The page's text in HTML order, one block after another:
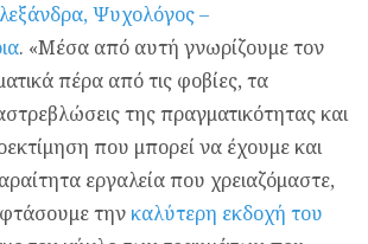
Ψυχολόγος –
. «Μέσα από αυτή γνωρίζουμε τον
πέρα από τις φοβίες, τα
της πραγματικότητας και
που μπορεί να έχουμε και
εργαλεία που χρειαζόμαστε,
την καλύτερη εκδοχή του